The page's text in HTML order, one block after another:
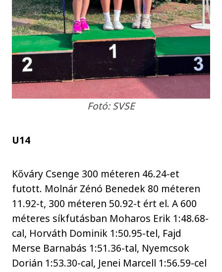
Fotó: SVSE
U14
Kőváry Csenge 300 méteren 46.24-et
futott. Molnár Zénó Benedek 80 méteren
11.92-t, 300 méteren 50.92-t ért el. A 600
méteres síkfutásban Moharos Erik 1:48.68-
cal, Horváth Dominik 1:50.95-tel, Fajd
Merse Barnabás 1:51.36-tal, Nyemcsok
Dorián 1:53.30-cal, Jenei Marcell 1:56.59-cel